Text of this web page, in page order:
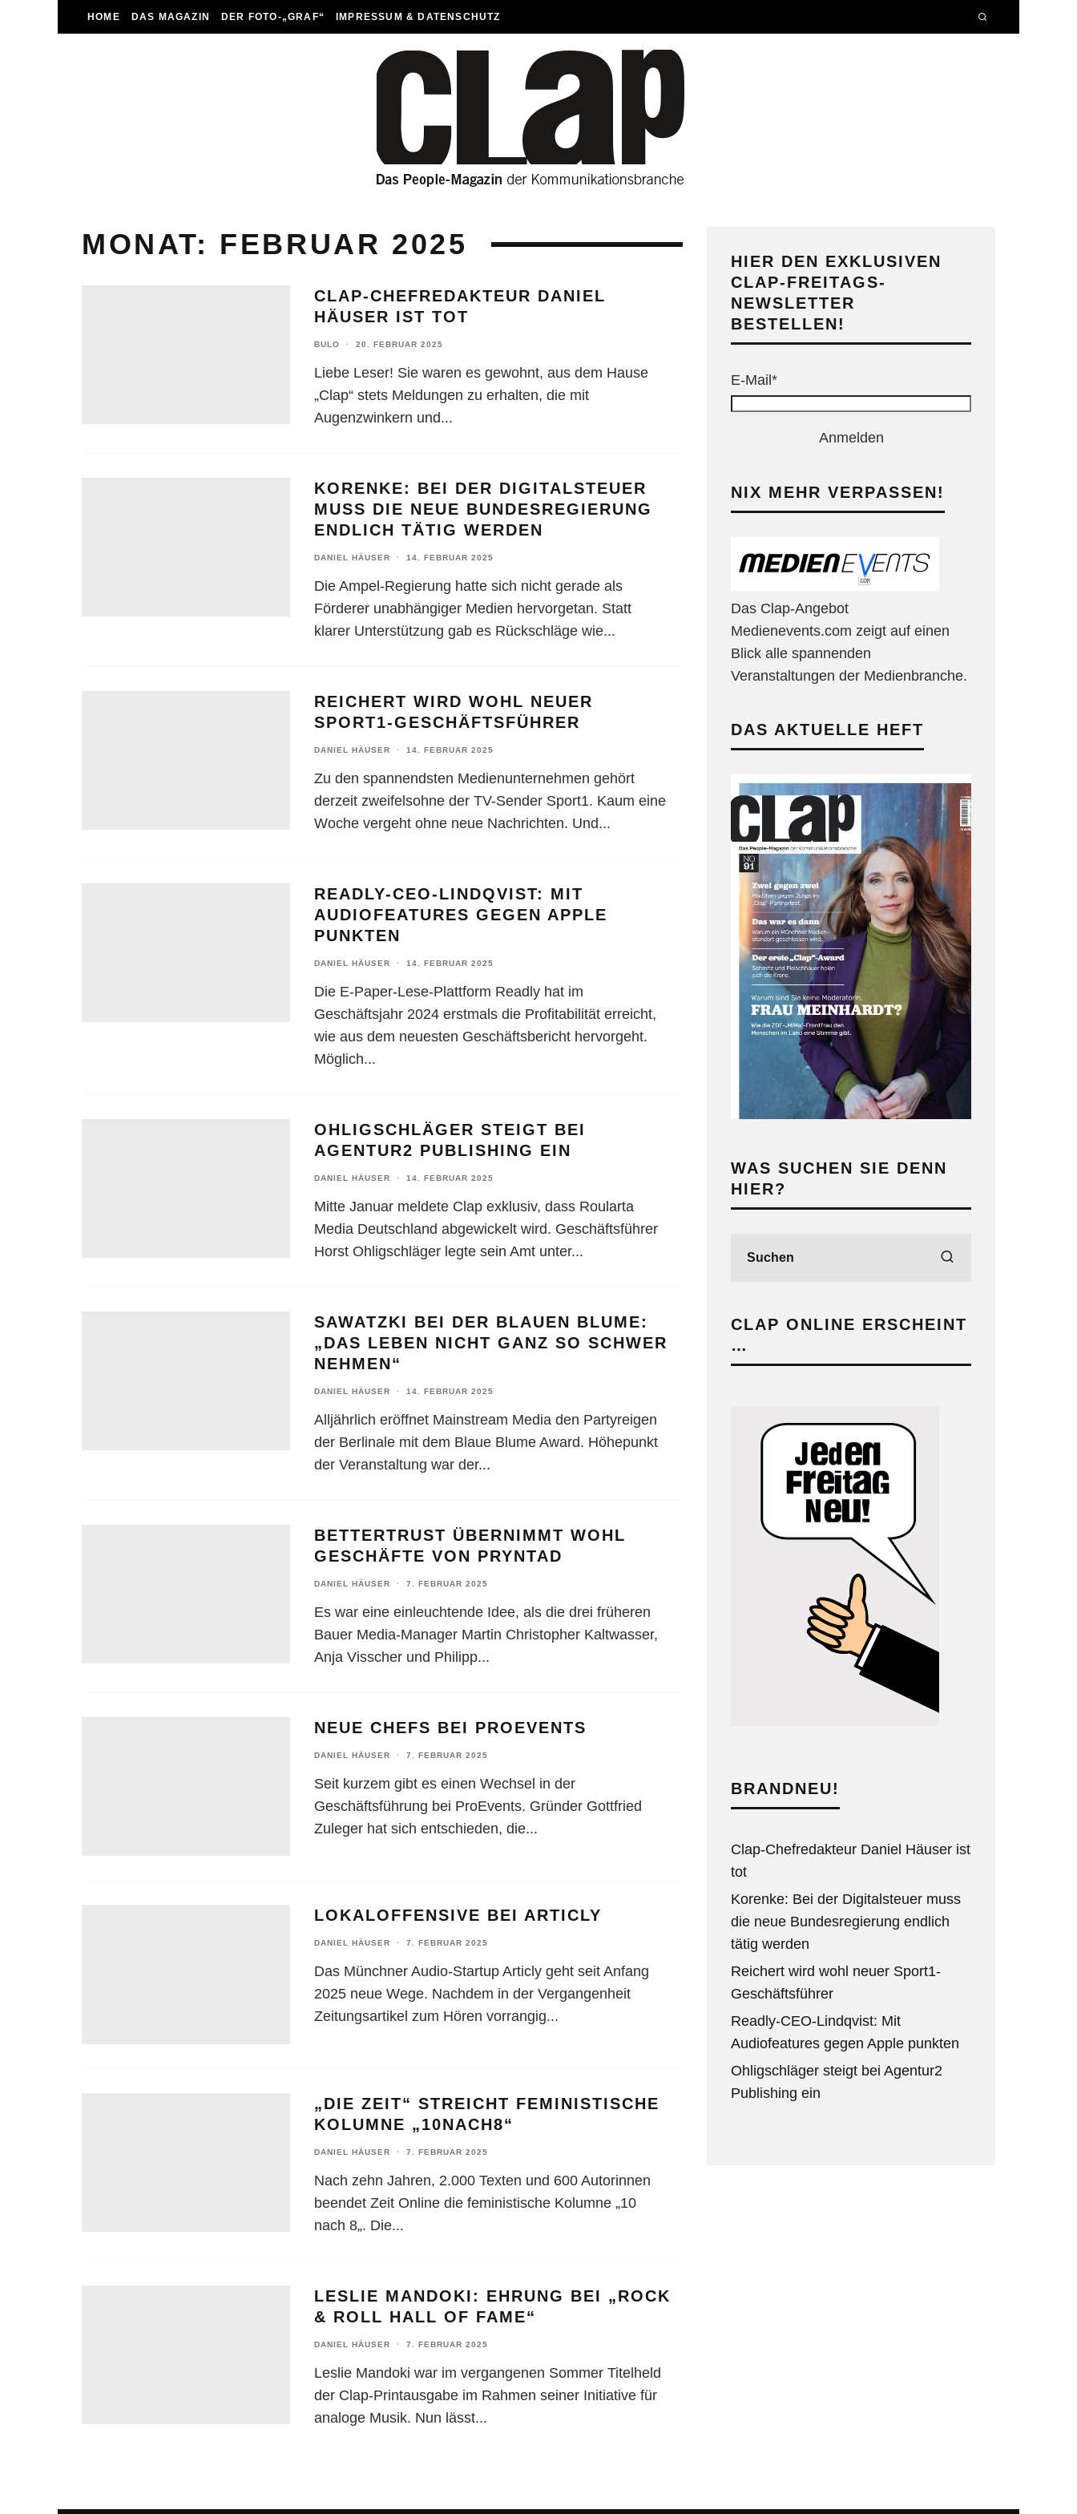
HOME DAS MAGAZIN DER FOTO-„GRAF“ IMPRESSUM & DATENSCHUTZ
MONAT: FEBRUAR 2025
CLAP-CHEFREDAKTEUR DANIEL
HÄUSER IST TOT
BULO · 20. FEBRUAR 2025
Liebe Leser! Sie waren es gewohnt, aus dem Hause
„Clap“ stets Meldungen zu erhalten, die mit
Augenzwinkern und...
KORENKE: BEI DER DIGITALSTEUER
MUSS DIE NEUE BUNDESREGIERUNG
ENDLICH TÄTIG WERDEN
DANIEL HÄUSER · 14. FEBRUAR 2025
Die Ampel-Regierung hatte sich nicht gerade als
Förderer unabhängiger Medien hervorgetan. Statt
klarer Unterstützung gab es Rückschläge wie...
REICHERT WIRD WOHL NEUER
SPORT1-GESCHÄFTSFÜHRER
DANIEL HÄUSER · 14. FEBRUAR 2025
Zu den spannendsten Medienunternehmen gehört
derzeit zweifelsohne der TV-Sender Sport1. Kaum eine
Woche vergeht ohne neue Nachrichten. Und...
READLY-CEO-LINDQVIST: MIT
AUDIOFEATURES GEGEN APPLE
PUNKTEN
DANIEL HÄUSER · 14. FEBRUAR 2025
Die E-Paper-Lese-Plattform Readly hat im
Geschäftsjahr 2024 erstmals die Profitabilität erreicht,
wie aus dem neuesten Geschäftsbericht hervorgeht.
Möglich...
OHLIGSCHLÄGER STEIGT BEI
AGENTUR2 PUBLISHING EIN
DANIEL HÄUSER · 14. FEBRUAR 2025
Mitte Januar meldete Clap exklusiv, dass Roularta
Media Deutschland abgewickelt wird. Geschäftsführer
Horst Ohligschläger legte sein Amt unter...
SAWATZKI BEI DER BLAUEN BLUME:
„DAS LEBEN NICHT GANZ SO SCHWER
NEHMEN“
DANIEL HÄUSER · 14. FEBRUAR 2025
Alljährlich eröffnet Mainstream Media den Partyreigen
der Berlinale mit dem Blaue Blume Award. Höhepunkt
der Veranstaltung war der...
BETTERTRUST ÜBERNIMMT WOHL
GESCHÄFTE VON PRYNTAD
DANIEL HÄUSER · 7. FEBRUAR 2025
Es war eine einleuchtende Idee, als die drei früheren
Bauer Media-Manager Martin Christopher Kaltwasser,
Anja Visscher und Philipp...
NEUE CHEFS BEI PROEVENTS
DANIEL HÄUSER · 7. FEBRUAR 2025
Seit kurzem gibt es einen Wechsel in der
Geschäftsführung bei ProEvents. Gründer Gottfried
Zuleger hat sich entschieden, die...
LOKALOFFENSIVE BEI ARTICLY
DANIEL HÄUSER · 7. FEBRUAR 2025
Das Münchner Audio-Startup Articly geht seit Anfang
2025 neue Wege. Nachdem in der Vergangenheit
Zeitungs­artikel zum Hören vorrangig...
„DIE ZEIT“ STREICHT FEMINISTISCHE
KOLUMNE „10NACH8“
DANIEL HÄUSER · 7. FEBRUAR 2025
Nach zehn Jahren, 2.000 Texten und 600 Autorinnen
beendet Zeit Online die feministische Kolumne „10
nach 8„. Die...
LESLIE MANDOKI: EHRUNG BEI „ROCK
& ROLL HALL OF FAME“
DANIEL HÄUSER · 7. FEBRUAR 2025
Leslie Mandoki war im vergangenen Sommer Titelheld
der Clap-Printausgabe im Rahmen seiner Initiative für
analoge Musik. Nun lässt...
HIER DEN EXKLUSIVEN
CLAP-FREITAGS-
NEWSLETTER
BESTELLEN!
E-Mail*
Anmelden
NIX MEHR VERPASSEN!
Das Clap-Angebot
Medienevents.com zeigt auf einen
Blick alle spannenden
Veranstaltungen der Medienbranche.
DAS AKTUELLE HEFT
WAS SUCHEN SIE DENN
HIER?
CLAP ONLINE ERSCHEINT
…
BRANDNEU!
Clap-Chefredakteur Daniel Häuser ist
tot
Korenke: Bei der Digitalsteuer muss
die neue Bundesregierung endlich
tätig werden
Reichert wird wohl neuer Sport1-
Geschäftsführer
Readly-CEO-Lindqvist: Mit
Audiofeatures gegen Apple punkten
Ohligschläger steigt bei Agentur2
Publishing ein